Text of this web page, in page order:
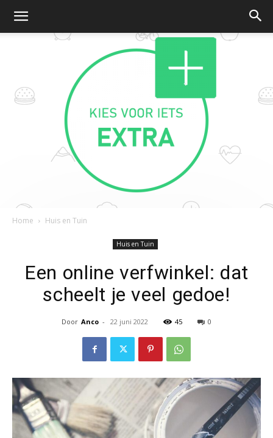
Kies
voor
iets
extra
Home Huis en Tuin
Huis en Tuin
Een online verfwinkel: dat
scheelt je veel gedoe!
Door Anco - 22 juni 2022 45 0